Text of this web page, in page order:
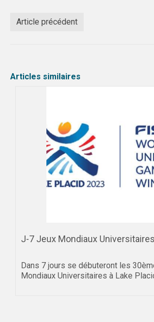
Article précédent
Articles similaires
J-7 Jeux Mondiaux Universitaires
Dans 7 jours se débuteront les
Mondiaux Universitaires à Lake